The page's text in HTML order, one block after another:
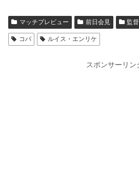
マッチプレビュー 前日会見 監
コパ ルイス・エンリケ
スポンサーリン